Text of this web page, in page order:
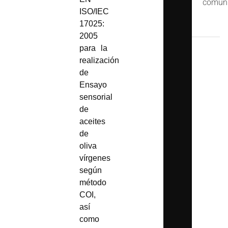
ISO/IEC
17025:
2005
para la
realización
de
Ensayo
sensorial
de
aceites
de
oliva
vírgenes
según
método
COI ,
así
como